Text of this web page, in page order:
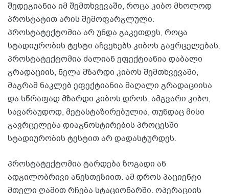
შედეგიანია იმ შემთხვევაში, როცა კიბო მხოლოდ
პროსტატით არის შემოფარგლული.
პროსტატექტომია არ უნდა გაკეთდეს, როცა
სტადიურობის ტესტი აჩვენებს კიბოს გავრცელებას.
პროსტატექტომია ძალიან ეფექტიანია დაბალი
გრადაციის, ნელა მზარდი კიბოს შემთხვევაში,
მაგრამ ნაკლებ ეფექტიანია მაღალი გრადაციისა
და სწრაფად მზარდი კიბოს დროს. ამგვარი კიბო,
სავარაუდოდ, მეტასტაზირებულია, თუნდაც მისი
გავრცელება დიაგნოსტირების პროცესში
სტადიურობის ტესტით არ დადასტურდეს.
პროსტატექტომია ტარდება ზოგადი ან
ადგილობრივი ანესთეზიით. ამ დროს პაციენტი
მთელი ღამით რჩება სტაციონარში. ოპერაციის